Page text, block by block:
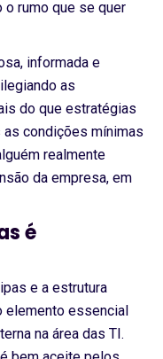
o rumo que se quer
informada e
as
do que estratégias
condições mínimas
realmente
da empresa, em
é
e a estrutura
elemento essencial
na área das TI.